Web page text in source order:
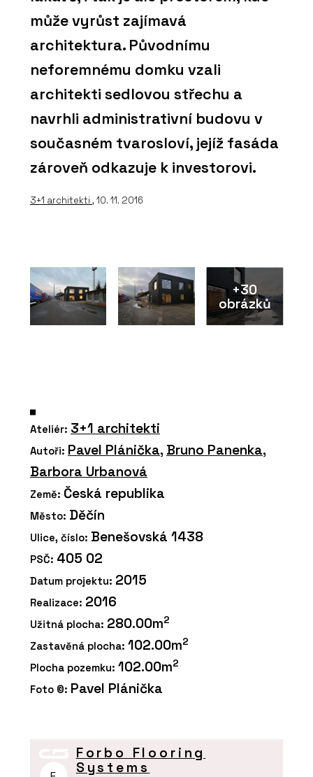
může vyrůst zajímavá
architektura. Původnímu
neforemnému domku vzali
architekti sedlovou střechu a
navrhli administrativní budovu v
současném tvarosloví, jejíž fasáda
zároveň odkazuje k investorovi.
3+1 architekti , 10. 11. 2016
+30
obrázků
Ateliér: 3+1 architekti
Autoři: Pavel Plánička, Bruno Panenka,
Barbora Urbanová
Země: Česká republika
Město: Děčín
Ulice, číslo: Benešovská 1438
PSČ: 405 02
Datum projektu: 2015
Realizace: 2016
Užitná plocha: 280.00m2
Zastavěná plocha: 102.00m2
Plocha pozemku: 102.00m2
Foto ©: Pavel Plánička
Forbo Flooring
Systems